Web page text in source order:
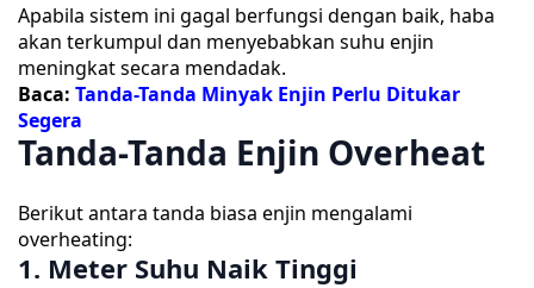
Apabila sistem ini gagal berfungsi dengan baik, haba
akan terkumpul dan menyebabkan suhu enjin
meningkat secara mendadak.
Baca: Tanda-Tanda Minyak Enjin Perlu Ditukar
Segera
Tanda-Tanda Enjin Overheat
Berikut antara tanda biasa enjin mengalami
overheating:
1. Meter Suhu Naik Tinggi